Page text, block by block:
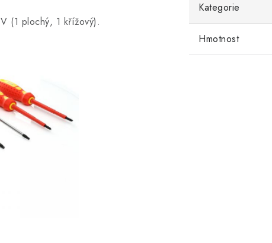
(1 plochý, 1 křížový).
Kategorie
Hmotnost